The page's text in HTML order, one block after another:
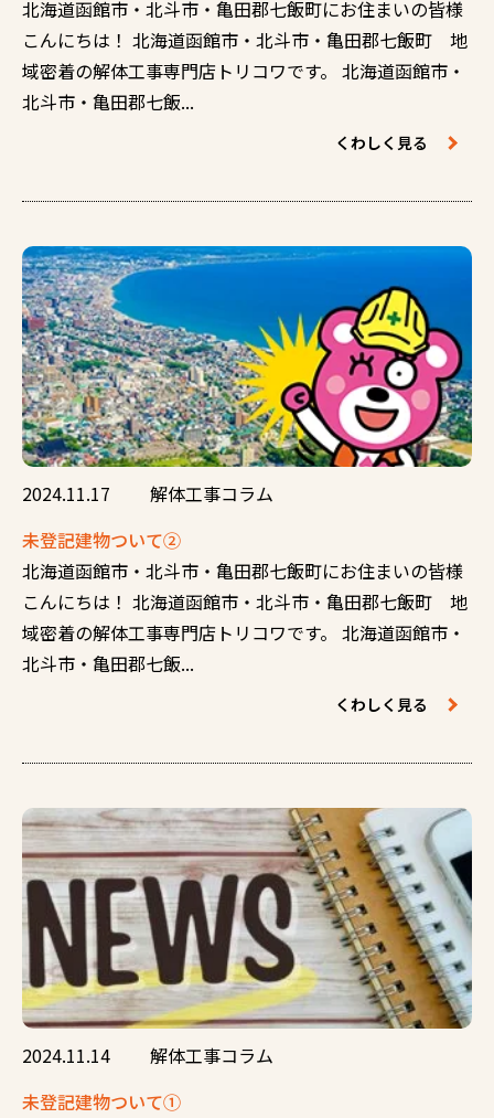
北海道函館市・北斗市・亀田郡七飯町にお住まいの皆様
こんにちは！ 北海道函館市・北斗市・亀田郡七飯町 地
域密着の解体工事専門店トリコワです。 北海道函館市・
北斗市・亀田郡七飯...
くわしく見る
2024.11.17
解体工事コラム
未登記建物ついて②
北海道函館市・北斗市・亀田郡七飯町にお住まいの皆様
こんにちは！ 北海道函館市・北斗市・亀田郡七飯町 地
域密着の解体工事専門店トリコワです。 北海道函館市・
北斗市・亀田郡七飯...
くわしく見る
2024.11.14
解体工事コラム
未登記建物ついて①